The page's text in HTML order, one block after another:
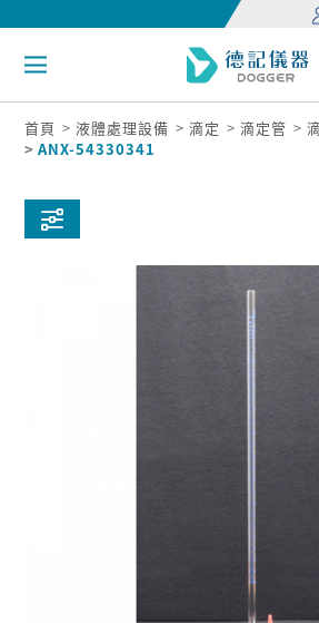
首頁 液體處理設備 滴定 滴定管
ANX-54330341